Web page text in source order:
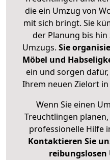
die ein Umzug von
mit sich bringt. Sie
der Planung bis
Umzugs. Sie
Möbel und
ein und sorgen
Ihrem neuen Zielort
Wenn Sie einen
Treuchtlingen
professionelle Hilfe
Kontaktieren Sie
reibungslosen